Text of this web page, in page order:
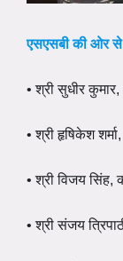
एसएसबी की ओर से
• श्री सुधीर
• श्री हृषिकेश
• श्री विजय सिंह,
• श्री संजय